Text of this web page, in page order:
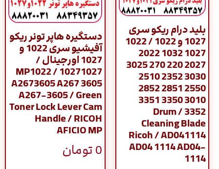
بلید درام ریکو سری
1027 و 1022 / 1022
1027 1032 2022
2027 220 270 3025
3030 2352 2510
2550 2851 2852
3010 3350 3351
3352 / Drum
Cleaning Blade
Ricoh / AD041114
AD04 1114 AD04-
1114
دستگیره هاپر تونر ریکو
آفیشیو سری 1022 و
1027 اورجینال /
10271027 MP1022 /
A2673605 A267 3605
A267-3605 / Green
Toner Lock Lever Cam
Handle / RICOH
AFICIO MP
0تومان